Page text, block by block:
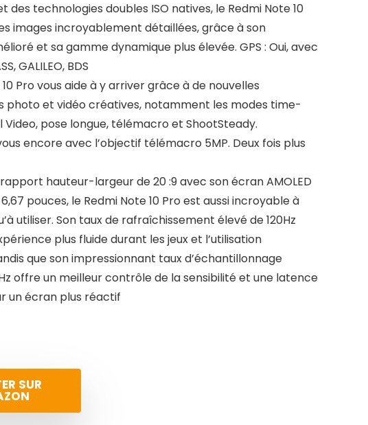
des technologies doubles ISO natives, le Redmi Note 10
images incroyablement détaillées, grâce à son
et sa gamme dynamique plus élevée. GPS : Oui, avec
GALILEO, BDS
10 Pro vous aide à y arriver grâce à de nouvelles
photo et vidéo créatives, notamment les modes time-
Video, pose longue, télémacro et ShootSteady.
encore avec l’objectif télémacro 5MP. Deux fois plus
hauteur-largeur de 20 :9 avec son écran AMOLED
pouces, le Redmi Note 10 Pro est aussi incroyable à
utiliser. Son taux de rafraîchissement élevé de 120Hz
plus fluide durant les jeux et l’utilisation
que son impressionnant taux d’échantillonnage
offre un meilleur contrôle de la sensibilité et une latence
un écran plus réactif
SUR